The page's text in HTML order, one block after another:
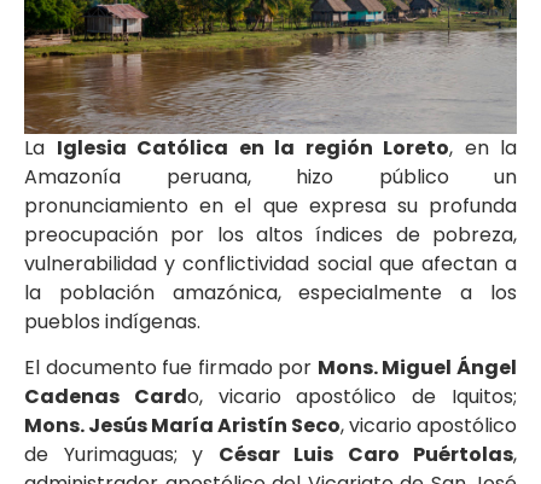
La Iglesia Católica en la región Loreto, en la
Amazonía peruana, hizo público un
pronunciamiento en el que expresa su profunda
preocupación por los altos índices de pobreza,
vulnerabilidad y conflictividad social que afectan a
la población amazónica, especialmente a los
pueblos indígenas.
El documento fue firmado por Mons. Miguel Ángel
Cadenas Cardo, vicario apostólico de Iquitos;
Mons. Jesús María Aristín Seco, vicario apostólico
de Yurimaguas; y César Luis Caro Puértolas,